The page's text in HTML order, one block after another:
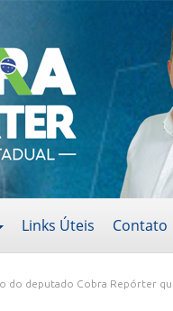
Links Úteis Contato
do deputado Cobra Repórter